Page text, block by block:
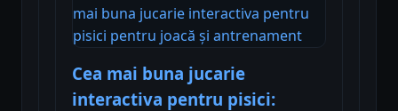
Cea mai buna jucarie
interactiva pentru pisici: